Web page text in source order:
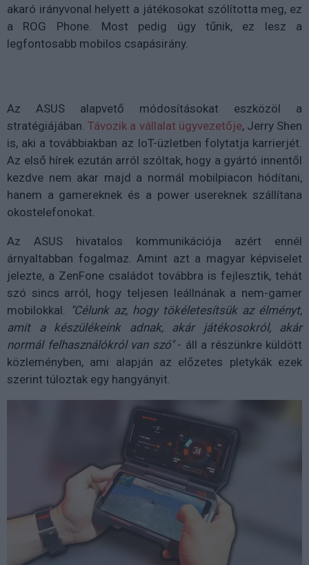
akaró irányvonal helyett a játékosokat szólította meg, ez
a ROG Phone. Most pedig úgy tűnik, ez lesz a
legfontosabb mobilos csapásirány.
Az ASUS alapvető módosításokat eszközöl a
stratégiájában.Távozik a vállalat ügyvezetője, Jerry Shen
is, aki a továbbiakban az IoT-üzletben folytatja karrierjét.
Az első hírek ezután arról szóltak, hogy a gyártó innentől
kezdve nem akar majd a normál mobilpiacon hódítani,
hanem a gamereknek és a power usereknek szállítana
okostelefonokat.
Az ASUS hivatalos kommunikációja azért ennél
árnyaltabban fogalmaz. Amint azt a magyar képviselet
jelezte, a ZenFone családot továbbra is fejlesztik, tehát
szó sincs arról, hogy teljesen leállnának a nem-gamer
mobilokkal. "Célunk az, hogy tökéletesítsük az élményt,
amit a készülékeink adnak, akár játékosokról, akár
normál felhasználókról van szó"- áll a részünkre küldött
közleményben, ami alapján az előzetes pletykák ezek
szerint túloztak egy hangyányit.